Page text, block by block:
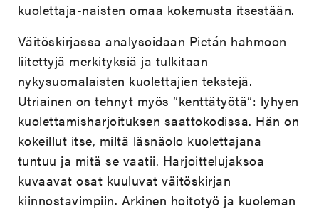
kuolettaja-naisten omaa kokemusta itsestään.
Väitöskirjassa analysoidaan Pietán hahmoon
liitettyjä merkityksiä ja tulkitaan
nykysuomalaisten kuolettajien tekstejä.
Utriainen on tehnyt myös ”kenttätyötä”: lyhyen
kuolettamisharjoituksen saattokodissa. Hän on
kokeillut itse, miltä läsnäolo kuolettajana
tuntuu ja mitä se vaatii. Harjoittelujaksoa
kuvaavat osat kuuluvat väitöskirjan
kiinnostavimpiin. Arkinen hoitotyö ja kuoleman